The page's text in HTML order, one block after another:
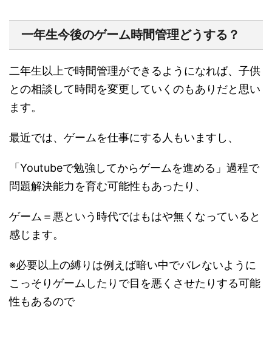
一年生今後のゲーム時間管理どうする？
二年生以上で時間管理ができるようになれば、子供
との相談して時間を変更していくのもありだと思い
ます。
最近では、ゲームを仕事にする人もいますし、
「Youtubeで勉強してからゲームを進める」過程で
問題解決能力を育む可能性もあったり、
ゲーム＝悪という時代ではもはや無くなっていると
感じます。
※必要以上の縛りは例えば暗い中でバレないように
こっそりゲームしたりで目を悪くさせたりする可能
性もあるので